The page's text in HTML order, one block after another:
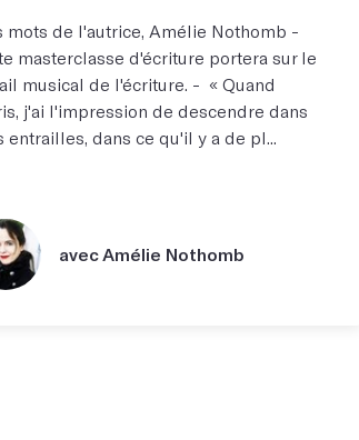
mots de l'autrice, Amélie Nothomb -
masterclasse d'écriture portera sur le
musical de l'écriture. - « Quand
j'ai l'impression de descendre dans
entrailles, dans ce qu'il y a de pl...
avec Amélie Nothomb